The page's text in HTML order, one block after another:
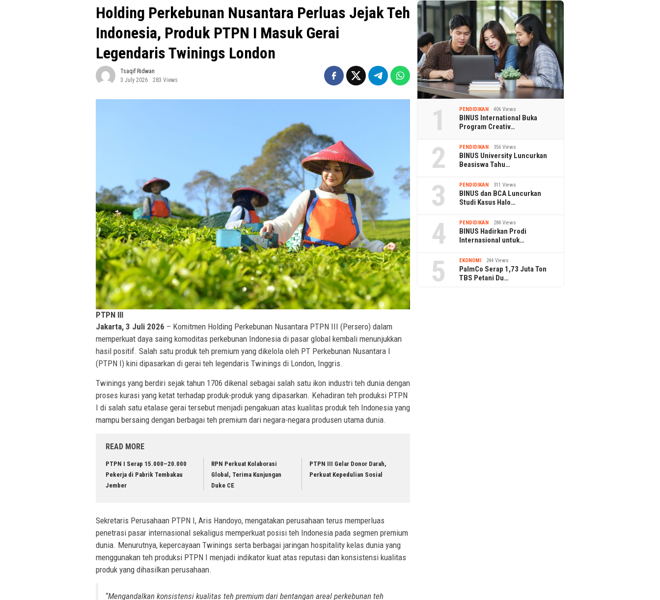
Holding Perkebunan Nusantara Perluas Jejak Teh
Indonesia, Produk PTPN I Masuk Gerai
Legendaris Twinings London
Tsaqif Ridwan
3 July 2026
283 Views
PTPN III
Jakarta, 3 Juli 2026 – Komitmen Holding Perkebunan Nusantara PTPN III (Persero) dalam
memperkuat daya saing komoditas perkebunan Indonesia di pasar global kembali menunjukkan
hasil positif. Salah satu produk teh premium yang dikelola oleh PT Perkebunan Nusantara I
(PTPN I) kini dipasarkan di gerai teh legendaris Twinings di London, Inggris.
Twinings yang berdiri sejak tahun 1706 dikenal sebagai salah satu ikon industri teh dunia dengan
proses kurasi yang ketat terhadap produk-produk yang dipasarkan. Kehadiran teh produksi PTPN
I di salah satu etalase gerai tersebut menjadi pengakuan atas kualitas produk teh Indonesia yang
mampu bersaing dengan berbagai teh premium dari negara-negara produsen utama dunia.
READ MORE
PTPN I Serap 15.000–20.000
Pekerja di Pabrik Tembakau
Jember
RPN Perkuat Kolaborasi
Global, Terima Kunjungan
Duke CE
PTPN III Gelar Donor Darah,
Perkuat Kepedulian Sosial
Sekretaris Perusahaan PTPN I, Aris Handoyo, mengatakan perusahaan terus memperluas
penetrasi pasar internasional sekaligus memperkuat posisi teh Indonesia pada segmen premium
dunia. Menurutnya, kepercayaan Twinings serta berbagai jaringan hospitality kelas dunia yang
menggunakan teh produksi PTPN I menjadi indikator kuat atas reputasi dan konsistensi kualitas
produk yang dihasilkan perusahaan.
“Mengandalkan konsistensi kualitas teh premium dari bentangan areal perkebunan teh
1 PENDIDIKAN 406 Views
BINUS International Buka
Program Creativ…
2 PENDIDIKAN 356 Views
BINUS University Luncurkan
Beasiswa Tahu…
3 PENDIDIKAN 311 Views
BINUS dan BCA Luncurkan
Studi Kasus Halo…
4 PENDIDIKAN 284 Views
BINUS Hadirkan Prodi
Internasional untuk…
5 EKONOMI 244 Views
PalmCo Serap 1,73 Juta Ton
TBS Petani Du…